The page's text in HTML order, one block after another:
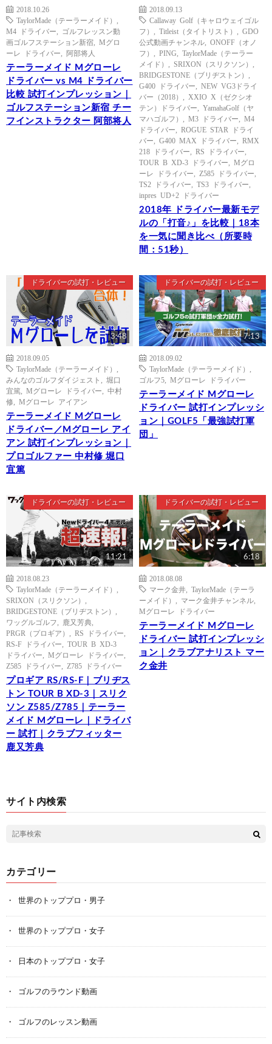
2018.10.26
TaylorMade（テーラーメイド）
M4 ドライバー
ゴルフレッスン動
画ゴルフステーション新宿
Mグロ
ーレ ドライバー
阿部将人
テーラーメイド Mグローレ
ドライバー vs M4 ドライバー
比較 試打インプレッション｜
ゴルフステーション新宿 チー
フインストラクター 阿部将人
2018.09.13
Callaway Golf（キャロウェイゴル
フ）
Titleist（タイトリスト）
GDO
公式動画チャンネル
ONOFF（オノ
フ）
PING
TaylorMade（テーラー
メイド）
SRIXON（スリクソン）
BRIDGESTONE（ブリヂストン）
G400 ドライバー
NEW VG3ドライ
バー（2018）
XXIO X（ゼクシオ
テン）ドライバー
YamahaGolf（ヤ
マハゴルフ）
M3 ドライバー
M4
ドライバー
ROGUE STAR ドライ
バー
G400 MAX ドライバー
RMX
218 ドライバー
RS ドライバー
TOUR B XD-3 ドライバー
Mグロ
ーレ ドライバー
Z585 ドライバー
TS2 ドライバー
TS3 ドライバー
inpres UD+2 ドライバー
2018年 ドライバー最新モデ
ルの「打音♪」を比較｜18本
を一気に聞き比べ（所要時
間：51秒）
ドライバーの試打・レビュー
3:48
2018.09.05
TaylorMade（テーラーメイド）
みんなのゴルフダイジェスト
堀口
宜篤
Mグローレ ドライバー
中村
修
Mグローレ アイアン
テーラーメイド Mグローレ
ドライバー／Mグローレ アイ
アン 試打インプレッション｜
プロゴルファー 中村修 堀口
宜篤
ドライバーの試打・レビュー
7:13
2018.09.02
TaylorMade（テーラーメイド）
ゴルフ5
Mグローレ ドライバー
テーラーメイド Mグローレ
ドライバー 試打インプレッシ
ョン｜GOLF5「最強試打軍
団」
ドライバーの試打・レビュー
11:21
2018.08.23
TaylorMade（テーラーメイド）
SRIXON（スリクソン）
BRIDGESTONE（ブリヂストン）
ワッグルゴルフ
鹿又芳典
PRGR（プロギア）
RS ドライバー
RS-F ドライバー
TOUR B XD-3
ドライバー
Mグローレ ドライバー
Z585 ドライバー
Z785 ドライバー
プロギア RS/RS-F｜ブリヂス
トン TOUR B XD-3｜スリク
ソン Z585/Z785｜テーラー
メイド Mグローレ｜ドライバ
ー 試打｜クラブフィッター
鹿又芳典
ドライバーの試打・レビュー
6:18
2018.08.08
マーク金井
TaylorMade（テーラ
ーメイド）
マーク金井チャンネル
Mグローレ ドライバー
テーラーメイド Mグローレ
ドライバー 試打インプレッシ
ョン｜クラブアナリスト マー
ク金井
サイト内検索
カテゴリー
世界のトッププロ・男子
世界のトッププロ・女子
日本のトッププロ・女子
ゴルフのラウンド動画
ゴルフのレッスン動画